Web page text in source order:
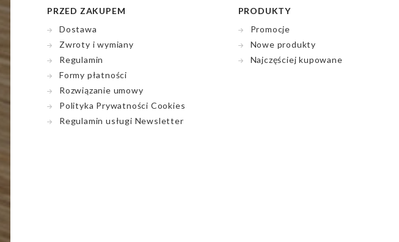
PRZED ZAKUPEM
Dostawa
Zwroty i wymiany
Regulamin
Formy płatności
Rozwiązanie umowy
Polityka Prywatności Cookies
Regulamin usługi Newsletter
PRODUKTY
Promocje
Nowe produkty
Najczęściej kupowane